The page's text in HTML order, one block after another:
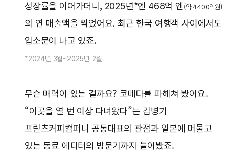
성장률을 이어가더니, 2025년*엔 468억 엔 (약 4400억원)
의 연 매출액을 찍었어요. 최근 한국 여행객 사이에서도
입소문이 나고 있죠.
*2024년 3월~2025년 2월
무슨 매력이 있는 걸까요? 코메다를 파헤쳐 봤어요.
“이곳을 열 번 이상 다녀왔다”는 김병기
프릳츠커피컴퍼니 공동대표의 관점과 일본에 머물고
있는 동료 에디터의 방문기까지 들어봤죠.